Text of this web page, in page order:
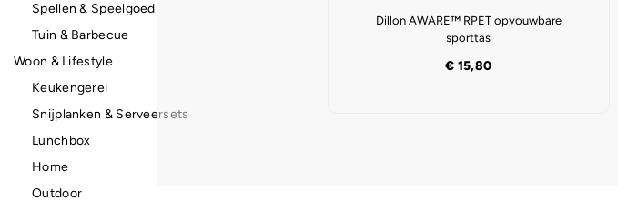
Dillon AWARE™ RPET opvouwbare
sporttas
€ 15,80
Spellen & Speelgoed
Tuin & Barbecue
Woon & Lifestyle
Keukengerei
Snijplanken & Serveersets
Lunchbox
Home
Outdoor